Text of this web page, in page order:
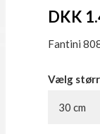
DKK
Fantini
Vælg
30 cm